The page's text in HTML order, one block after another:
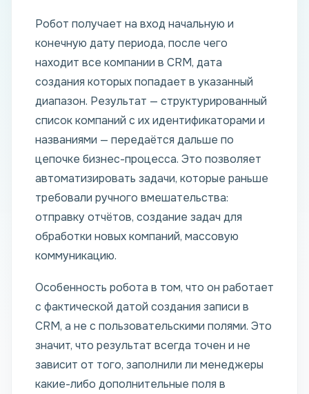
Робот получает на вход начальную и
конечную дату периода, после чего
находит все компании в CRM, дата
создания которых попадает в указанный
диапазон. Результат — структурированный
список компаний с их идентификаторами и
названиями — передаётся дальше по
цепочке бизнес-процесса. Это позволяет
автоматизировать задачи, которые раньше
требовали ручного вмешательства:
отправку отчётов, создание задач для
обработки новых компаний, массовую
коммуникацию.
Особенность робота в том, что он работает
с фактической датой создания записи в
CRM, а не с пользовательскими полями. Это
значит, что результат всегда точен и не
зависит от того, заполнили ли менеджеры
какие-либо дополнительные поля в